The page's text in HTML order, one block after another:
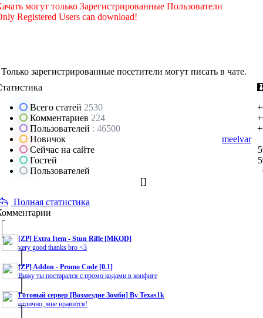
могут только Зарегистрированные Пользователи
Registered Users can download!
Только зарегистрированные посетители могут писать в чате.
Всего статей 2530
Комментариев 224
Пользователей : 46500
Новичок
meelvar
Сейчас на сайте
Гостей
Пользователей
[]
Полная статистика
[ZP] Extra Item - Stun Rifle [MKOD]
very good thanks bro <3
[ZP] Addon - Promo Code [0.1]
Вижу ты постарался с промо кодами в конфиге
Готовый сервер [Возмездие Зомби] By Texas1k
отлично, мне нравится!